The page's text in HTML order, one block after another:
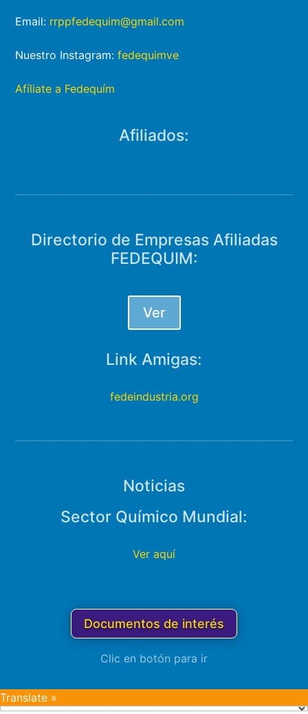
Email: rrppfedequim@gmail.com
Nuestro Instagram:fedequimve
Afíliate a Fedequím
Afiliados:
Directorio de Empresas Afiliadas
FEDEQUIM:
Ver
Link Amigas:
fedeindustria.org
Noticias
Sector Químico Mundial:
Ver aquí
Documentos de interés
Clic en botón para ir
Translate »